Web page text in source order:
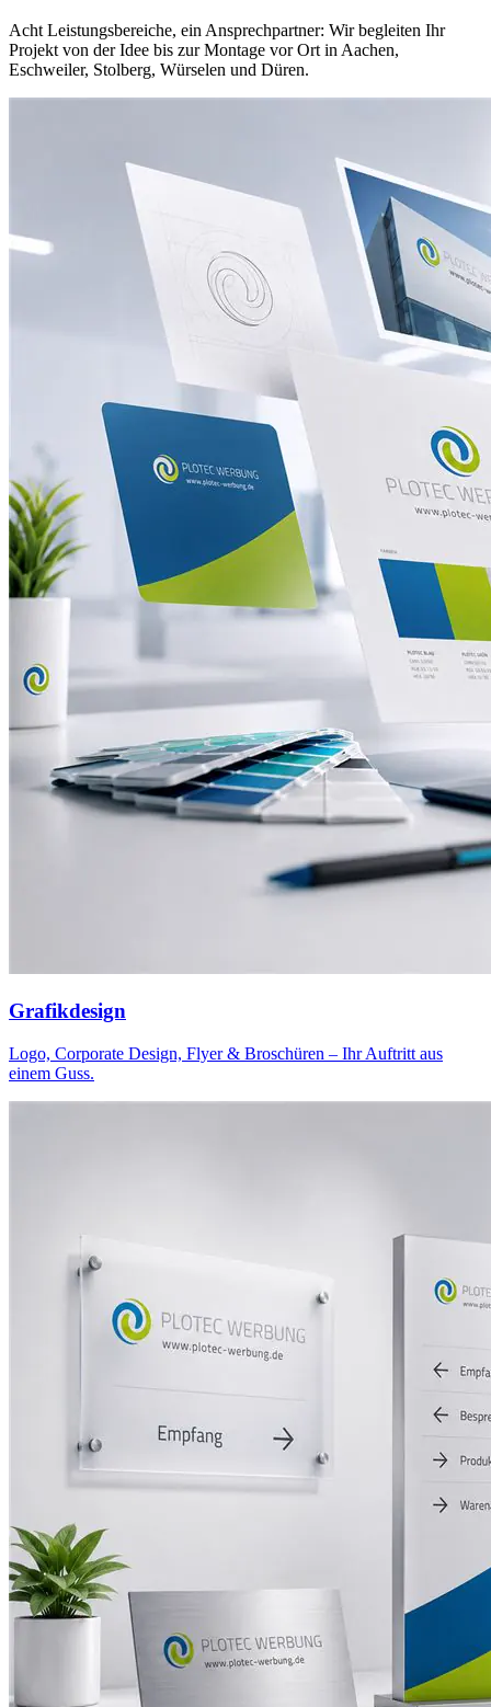
Acht Leistungsbereiche, ein Ansprechpartner: Wir begleiten Ihr
Projekt von der Idee bis zur Montage vor Ort in Aachen,
Eschweiler, Stolberg, Würselen und Düren.
Grafikdesign
Logo, Corporate Design, Flyer & Broschüren – Ihr Auftritt aus
einem Guss.